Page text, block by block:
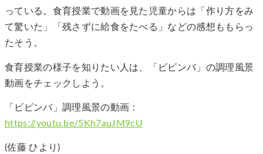
っている。食育授業で動画を見た児童からは「作り方をみ
て驚いた」「残さずに給食をたべる」などの感想ももらっ
たそう。
食育授業の様子を知りたい人は、「ビビンバ」の調理風景
動画をチェックしよう。
「ビビンバ」調理風景の動画：
https://youtu.be/5Kh7auJM9cU
(佐藤 ひより)